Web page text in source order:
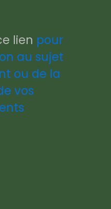
lien pour
au sujet
ou de la
vos